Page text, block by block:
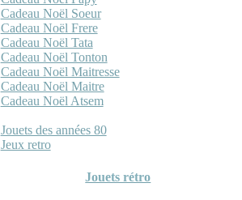
Cadeau Noël Soeur
Cadeau Noël Frere
Cadeau Noël Tata
Cadeau Noël Tonton
Cadeau Noël Maitresse
Cadeau Noël Maitre
Cadeau Noël Atsem
Jouets des années 80
Jeux retro
Jouets rétro